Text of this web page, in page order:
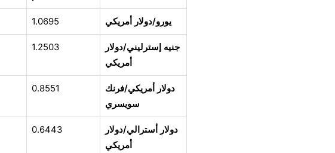
يورو/دولار أمريكي 1.0695
جنيه إسترليني/دولار
أمريكي
1.2503
دولار أمريكي/فرنك
سويسري
0.8551
دولار أسترالي/دولار
أمريكي
0.6443